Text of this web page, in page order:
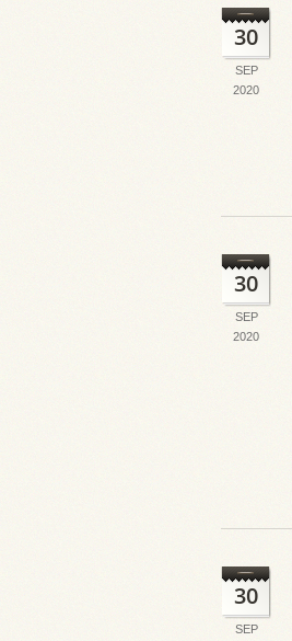
30
SEP
2020
30
SEP
2020
30
SEP